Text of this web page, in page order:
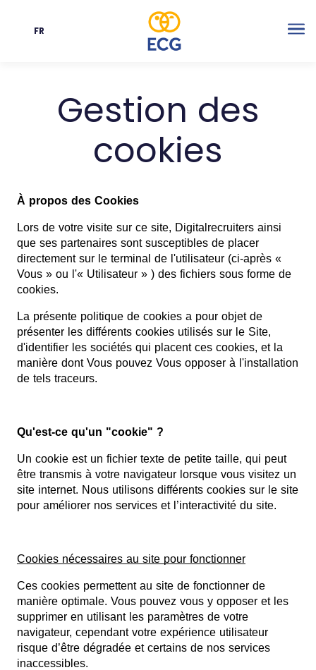
Langue
FR
Gestion des
cookies
À propos des Cookies
Lors de votre visite sur ce site, Digitalrecruiters ainsi
que ses partenaires sont susceptibles de placer
directement sur le terminal de l'utilisateur (ci-après «
Vous » ou l'« Utilisateur » ) des fichiers sous forme de
cookies.
La présente politique de cookies a pour objet de
présenter les différents cookies utilisés sur le Site,
d'identifier les sociétés qui placent ces cookies, et la
manière dont Vous pouvez Vous opposer à l'installation
de tels traceurs.
Qu'est-ce qu'un "cookie" ?
Un cookie est un fichier texte de petite taille, qui peut
être transmis à votre navigateur lorsque vous visitez un
site internet. Nous utilisons différents cookies sur le site
pour améliorer nos services et l’interactivité du site.
Cookies nécessaires au site pour fonctionner
Ces cookies permettent au site de fonctionner de
manière optimale. Vous pouvez vous y opposer et les
supprimer en utilisant les paramètres de votre
navigateur, cependant votre expérience utilisateur
risque d’être dégradée et certains de nos services
inaccessibles.